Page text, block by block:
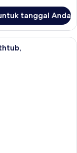
tanggal Anda